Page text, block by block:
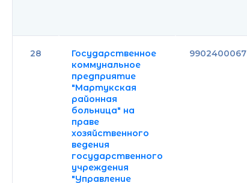
28
Государственное
коммунальное
предприятие
"Мартукская
районная
больница" на
праве
хозяйственного
ведения
государственного
учреждения
"Управление